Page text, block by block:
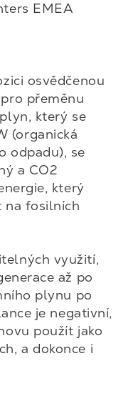
EMEA
osvědčenou
přeměnu
který se
(organická
odpadu), se
a CO2
který
na fosilních
využití,
až po
plynu po
je negativní,
použít jako
a dokonce i